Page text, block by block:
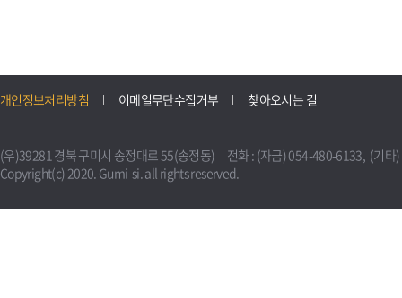
개인정보처리방침 이메일무단수집거부 찾아오시는 길
(우)39281 경북 구미시 송정대로 55(송정동) 전화 : (자금) 054-480-6133, (기타
Copyright(c) 2020. Gumi-si. all rights reserved.